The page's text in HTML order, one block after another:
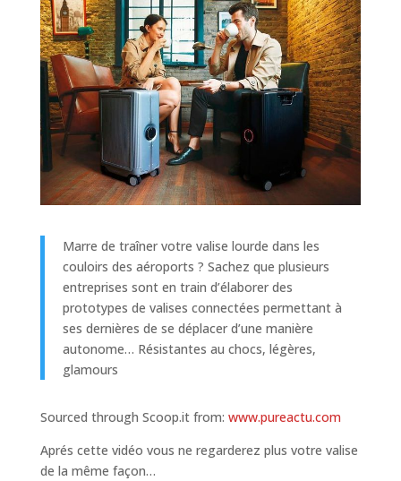
Marre de traîner votre valise lourde dans les
couloirs des aéroports ? Sachez que plusieurs
entreprises sont en train d’élaborer des
prototypes de valises connectées permettant à
ses dernières de se déplacer d’une manière
autonome… Résistantes au chocs, légères,
glamours
Sourced through Scoop.it from: www.pureactu.com
Aprés cette vidéo vous ne regarderez plus votre valise
de la même façon…